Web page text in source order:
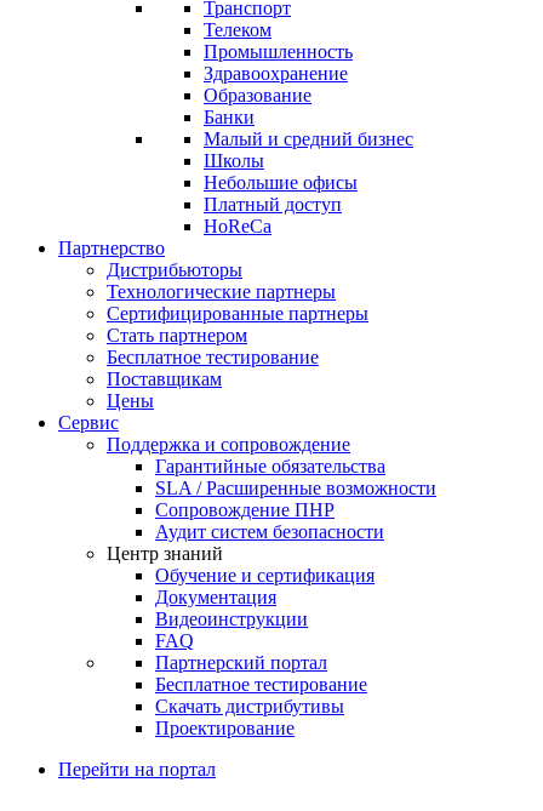
Транспорт
Телеком
Промышленность
Здравоохранение
Образование
Банки
Малый и средний бизнес
Школы
Небольшие офисы
Платный доступ
HoReCa
Партнерство
Дистрибьюторы
Технологические партнеры
Сертифицированные партнеры
Стать партнером
Бесплатное тестирование
Поставщикам
Цены
Сервис
Поддержка и сопровождение
Гарантийные обязательства
SLA / Расширенные возможности
Сопровождение ПНР
Аудит систем безопасности
Центр знаний
Обучение и сертификация
Документация
Видеоинструкции
FAQ
Партнерский портал
Бесплатное тестирование
Скачать дистрибутивы
Проектирование
Перейти на портал